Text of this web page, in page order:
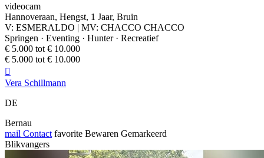
videocam
Hannoveraan, Hengst, 1 Jaar, Bruin
V: ESMERALDO | MV: CHACCO CHACCO
Springen · Eventing · Hunter · Recreatief
€ 5.000 tot € 10.000
€ 5.000 tot € 10.000

Vera Schillmann
DE
Bernau
mail Contact favorite Bewaren Gemarkeerd
Blikvangers